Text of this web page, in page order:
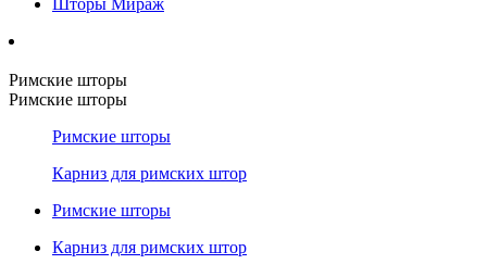
Шторы Мираж
Римские шторы
Римские шторы
Римские шторы
Карниз для римских штор
Римские шторы
Карниз для римских штор